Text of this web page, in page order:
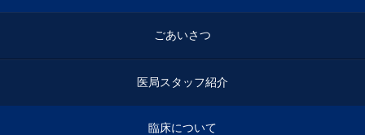
ごあいさつ
医局スタッフ紹介
臨床について